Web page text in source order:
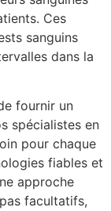
Ces
sanguins
dans la
fournir un
spécialistes en
pour chaque
fiables et
approche
facultatifs,